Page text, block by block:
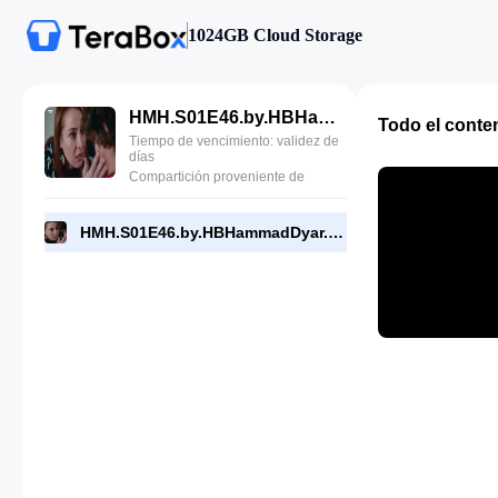
1024GB Cloud Storage
HMH.S01E46.by.HBHammadDyar.com.mp4
Tiempo de vencimiento: validez de
días
Compartición proveniente de
HMH.S01E46.by.HBHammadDyar.com.mp4
Todo el